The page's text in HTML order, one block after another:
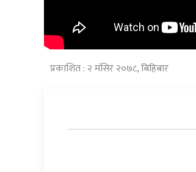
प्रकाशित : २ मंसिर २०७८, बिहिबार